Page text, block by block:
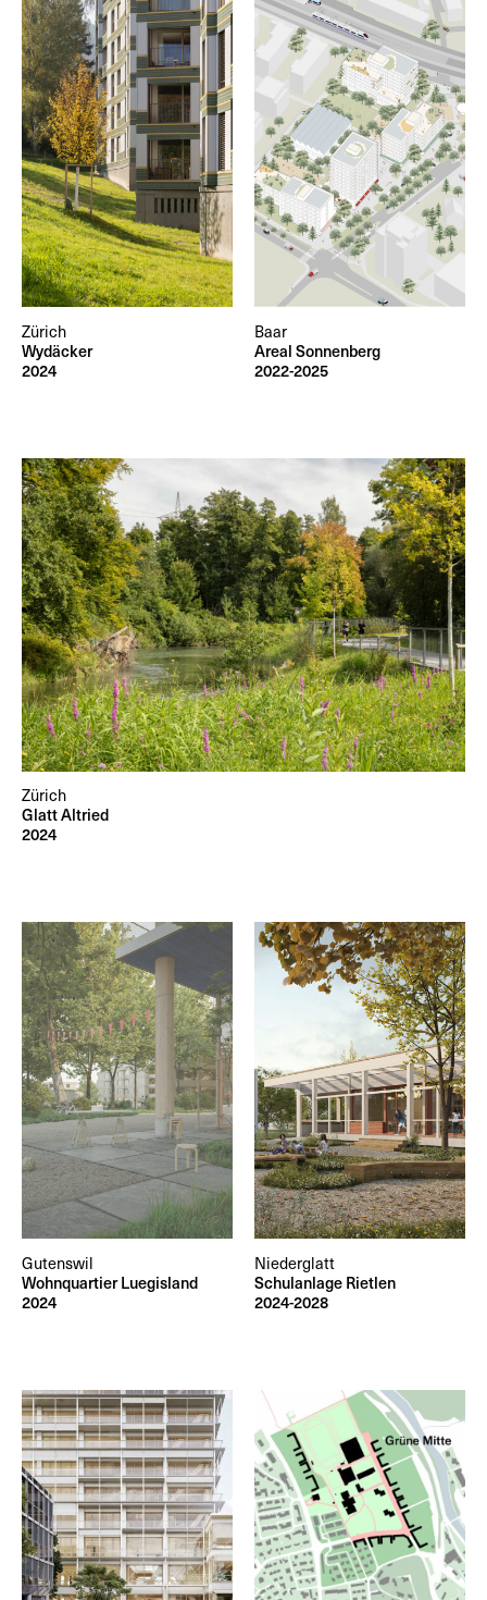
Zürich
Wydäcker
2024
Baar
Areal Sonnenberg
2022-2025
Zürich
Glatt Altried
2024
Gutenswil
Wohnquartier Luegisland
2024
Niederglatt
Schulanlage Rietlen
2024-2028